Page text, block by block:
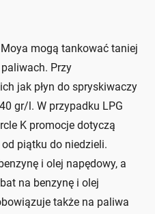
mogą tankować taniej
Przy
jak płyn do spryskiwaczy
gr/l. W przypadku LPG
K promocje dotyczą
piątku do niedzieli.
i olej napędowy, a
na benzynę i olej
także na paliwa